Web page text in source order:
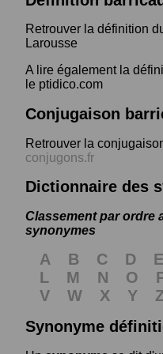
Retrouver la définition
Larousse
A lire également la
le ptidico.com
Conjugaison
Retrouver la
conjugons.fr
Dictionnaire des
Classement par ordre
synonymes
A B C D E
L
M N O
V
W X Y
Synonyme